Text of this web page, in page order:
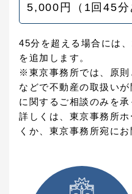
5,000円（1回45分
45分を超える場合には
を追加します。
※東京事務所では、原則
などで不動産の取扱いが
に関するご相談のみを承
詳しくは、東京事務所
くか、東京事務所宛に